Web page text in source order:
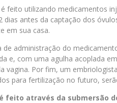
feito utilizando medicamentos
dias antes da captação dos
em sua casa.
de administração do
e, com uma agulha acoplada
vagina. Por fim, um
para fertilização no futuro,
feito através da submersão